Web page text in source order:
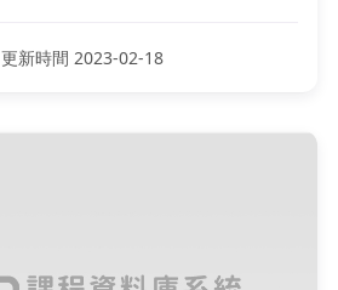
更新時間 2023-02-18